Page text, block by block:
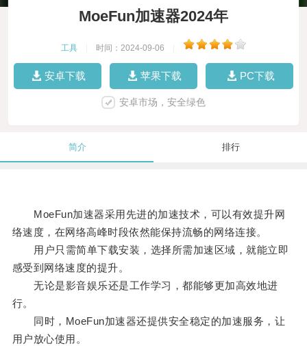
MoeFun加速器2024年
工具 时间：2024-09-06
安卓下载 苹果下载 PC下载
安卓市场，安全绿色
简介 排行
MoeFun加速器采用先进的加速技术，可以有效提升网
络速度，在网络高峰时段依然能保持流畅的网络连接。
用户只需简单下载安装，选择所需加速区域，就能立即
感受到网络速度的提升。
无论是影音娱乐还是工作学习，都能够更加高效地进
行。
同时，MoeFun加速器还提供安全稳定的加速服务，让
用户放心使用。